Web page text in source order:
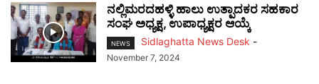
ನಲ್ಲಿಮರದಹಳ್ಳಿ ಹಾಲು ಉತ್ಪಾದಕರ ಸಹಕಾರ
ಸಂಘ ಅಧ್ಯಕ್ಷ, ಉಪಾಧ್ಯಕ್ಷರ ಆಯ್ಕೆ
NEWS Sidlaghatta News Desk -
November 7, 2024